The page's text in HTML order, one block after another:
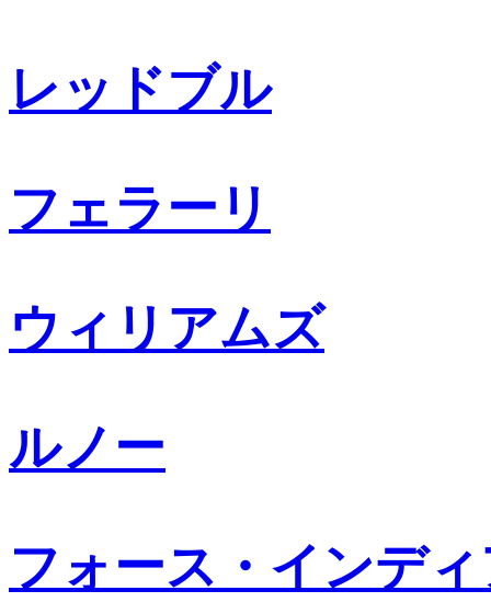
レッドブル
フェラーリ
ウィリアムズ
ルノー
フォース・インデ